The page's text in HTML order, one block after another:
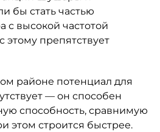
бы стать частью
с высокой частотой
этому препятствует
районе потенциал для
— он способен
способность, сравнимую
этом строится быстрее.